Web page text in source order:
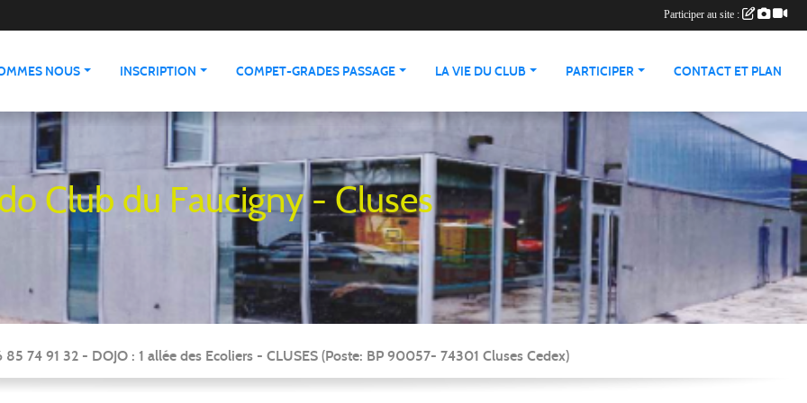
NOUS INSCRIPTION COMPET-GRADES PASSAGE LA VIE DU CLUB PARTICIPER CONTACT ET PLAN
Club du Faucigny - Cluses
74 91 32 - DOJO : 1 allée des Ecoliers - CLUSES (Poste: BP 90057- 74301 Cluses Cedex)
Participer au site :